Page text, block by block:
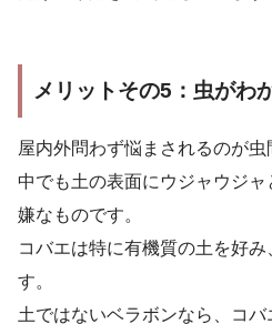
メリットその5：虫がわ
屋内外問わず悩まされるのが虫
中でも土の表面にウジャウジ
嫌なものです。
コバエは特に有機質の土を好
す。
土ではないベラボンなら、コ